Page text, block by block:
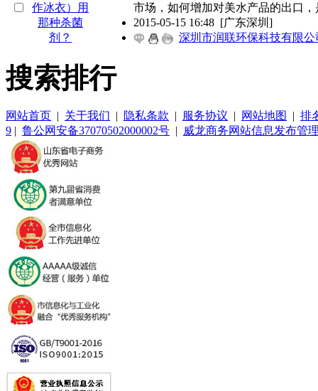
市场，如何增加对美水产品的出口，
2015-05-15 16:48 [广东深圳]
深圳市润联环保科技有限公
搜索排行
网站首页 | 关于我们 | 隐私条款 | 服务协议 | 网站地图 | 排
9 | 鲁公网安备37070502000002号 | 威龙商务网站信息发布管